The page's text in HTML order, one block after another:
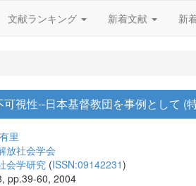
文献ランキング 新着文献 新
可視性--日本基督教団を事例として
里
放社会学会
会学研究 (ISSN:09142231)
pp.39-60, 2004